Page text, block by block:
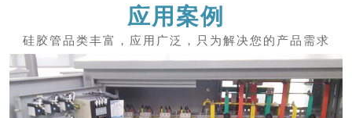
应用案例